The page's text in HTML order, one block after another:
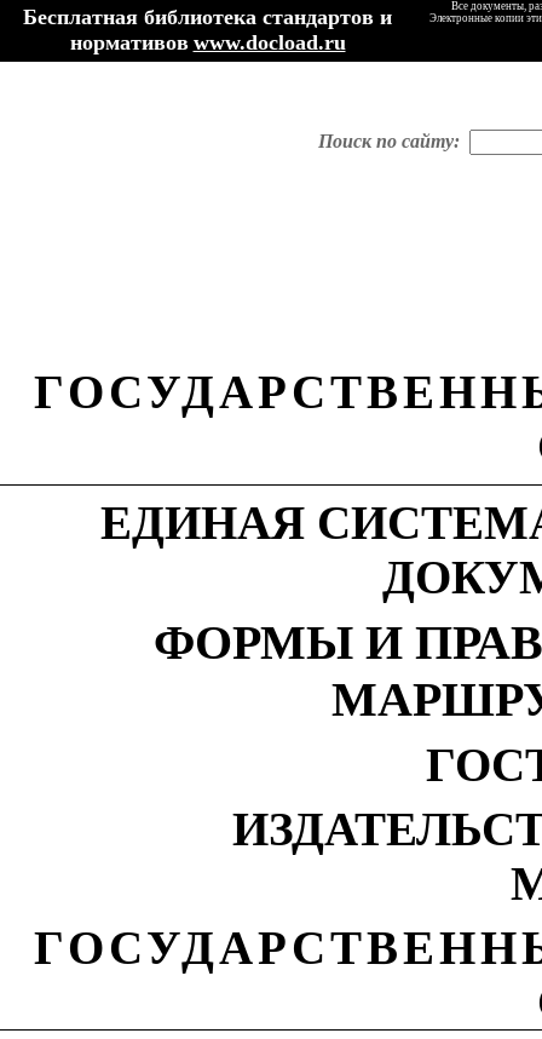
Бесплатная библиотека стандартов и
нормативов www.docload.ru
Все документы,
Электронные копии
Поиск по сайту:
ЕДИНАЯ
ФОРМЫ И